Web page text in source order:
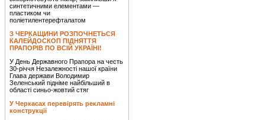
синтетичними елементами —
пластиком чи
поліетилентерефталатом
З ЧЕРКАЩИНИ РОЗПОЧНЕТЬСЯ
КАЛЕЙДОСКОП ПІДНЯТТЯ
ПРАПОРІВ ПО ВСІЙ УКРАЇНІ!
У День Державного Прапора на честь
30-річчя Незалежності нашої країни
Глава держави Володимир
Зеленський підніме найбільший в
області синьо-жовтий стяг
У Черкасах перевірять рекламні
конструкції